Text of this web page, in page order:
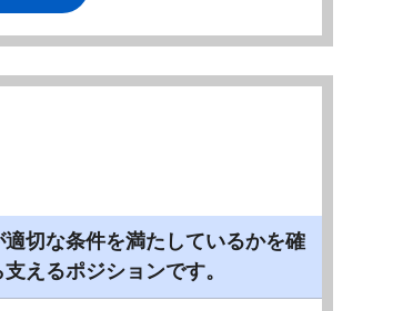
切な条件を満たしているかを確
えるポジションです。